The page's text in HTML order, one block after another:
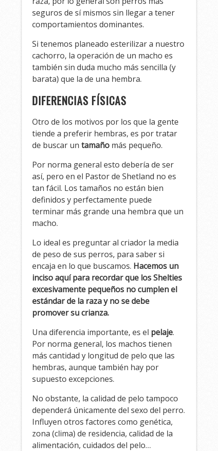
seguros de sí mismos sin llegar a tener
comportamientos dominantes.
Si tenemos planeado esterilizar a nuestro
cachorro, la operación de un macho es
también sin duda mucho más sencilla (y
barata) que la de una hembra.
DIFERENCIAS FÍSICAS
Otro de los motivos por los que la gente
tiende a preferir hembras, es por tratar
de buscar untamaño más pequeño.
Por norma general esto debería de ser
así, pero en el Pastor de Shetland no es
tan fácil. Los tamaños no están bien
definidos y perfectamente puede
terminar más grande una hembra que un
macho.
Lo ideal es preguntar al criador la media
de peso de sus perros, para saber si
encaja en lo que buscamos. Hacemos un
inciso aquí para recordar que los Shelties
excesivamente pequeños no cumplen el
estándar de la raza y no se debe
promover su crianza.
Una diferencia importante, es el pelaje.
Por norma general, los machos tienen
más cantidad y longitud de pelo que las
hembras, aunque también hay por
supuesto excepciones.
No obstante, la calidad de pelo tampoco
dependerá únicamente del sexo del perro.
Influyen otros factores como genética,
zona (clima) de residencia, calidad de la
alimentación, cuidados del pelo…